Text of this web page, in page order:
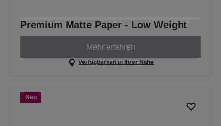
Premium Matte Paper - Low Weight
Mehr erfahren
Verfügbarkeit in Ihrer Nähe
Neu